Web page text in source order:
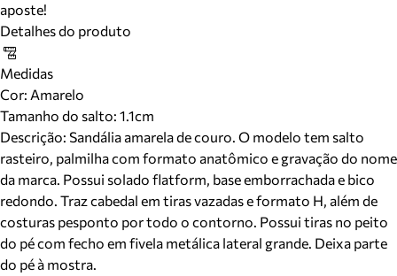
aposte!
Detalhes do produto
Medidas
Cor: Amarelo
Tamanho do salto: 1.1cm
Descrição: Sandália amarela de couro. O modelo tem salto
rasteiro, palmilha com formato anatômico e gravação do nome
da marca. Possui solado flatform, base emborrachada e bico
redondo. Traz cabedal em tiras vazadas e formato H, além de
costuras pesponto por todo o contorno. Possui tiras no peito
do pé com fecho em fivela metálica lateral grande. Deixa parte
do pé à mostra.